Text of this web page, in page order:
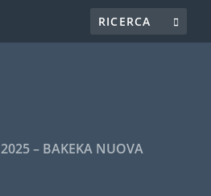
2025 – BAKEKA NUOVA